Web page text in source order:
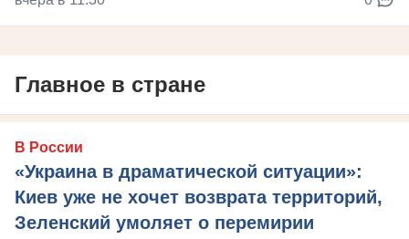
Главное в стране
В России
«Украина в драматической ситуации»:
Киев уже не хочет возврата территорий,
Зеленский умоляет о перемирии